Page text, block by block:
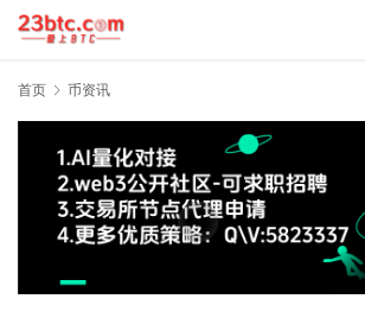
首页 币资讯